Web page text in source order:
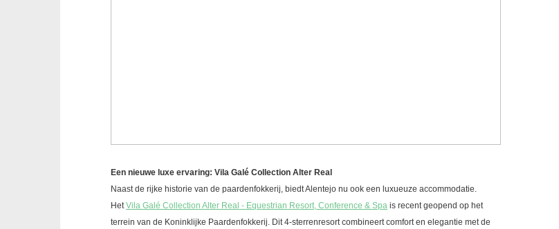
Een nieuwe luxe ervaring: Vila Galé Collection Alter Real
Naast de rijke historie van de paardenfokkerij, biedt Alentejo nu ook een luxueuze accommodatie.
HetVila Galé Collection Alter Real - Equestrian Resort, Conference & Spa is recent geopend op het
terrein van de Koninklijke Paardenfokkerij. Dit 4-sterrenresort combineert comfort en elegantie met de